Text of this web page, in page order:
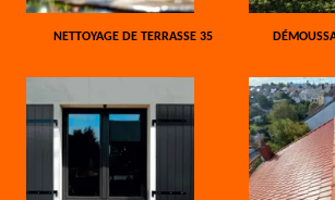
NETTOYAGE DE TERRASSE 35